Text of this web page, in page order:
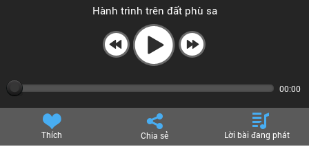
Hành trình trên đất phù sa
00:00
Thích Chia sẻ Lời bài đang phát